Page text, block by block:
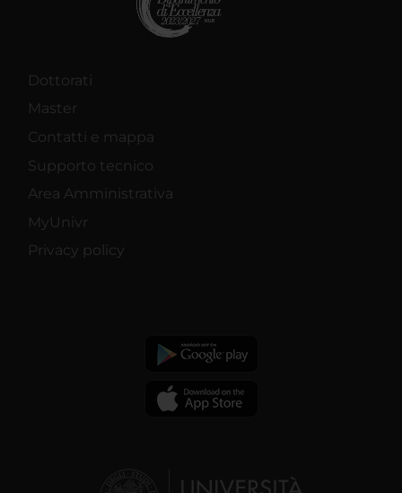
Dottorati
Master
Contatti e mappa
Supporto tecnico
Area Amministrativa
MyUnivr
Privacy policy